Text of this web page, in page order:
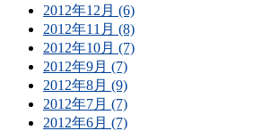
2012年12月 (6)
2012年11月 (8)
2012年10月 (7)
2012年9月 (7)
2012年8月 (9)
2012年7月 (7)
2012年6月 (7)